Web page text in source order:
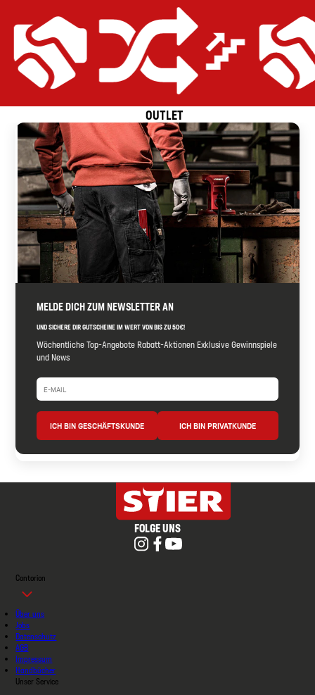
Gerüstet für alle Anwendungen
OUTLET
MELDE DICH ZUM NEWSLETTER AN
UND SICHERE DIR GUTSCHEINE IM WERT VON BIS ZU 50€!
Wöchentliche Top-Angebote Rabatt-Aktionen Exklusive Gewinnspiele
und News
ICH BIN GESCHÄFTSKUNDE ICH BIN PRIVATKUNDE
FOLGE UNS
Contorion
Über uns
Jobs
Datenschutz
AGB
Impressum
Handbücher
Unser Service